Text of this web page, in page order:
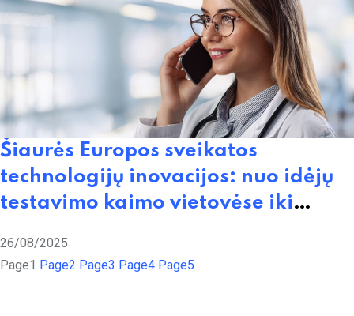
Šiaurės Europos sveikatos
technologijų inovacijos: nuo idėjų
testavimo kaimo vietovėse iki
26/08/2025
Page1 Page2 Page3 Page4 Page5